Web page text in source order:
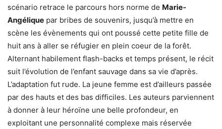
scénario retrace le parcours hors norme de Marie-
Angélique par bribes de souvenirs, jusqu’à mettre en
scène les évènements qui ont poussé cette petite fille de
huit ans à aller se réfugier en plein coeur de la forêt.
Alternant habilement flash-backs et temps présent, le récit
suit l’évolution de l’enfant sauvage dans sa vie d’après.
L’adaptation fut rude. La jeune femme est d’ailleurs passée
par des hauts et des bas difficiles. Les auteurs parviennent
à donner à leur héroïne une belle profondeur, en
exploitant une personnalité complexe mais réservée